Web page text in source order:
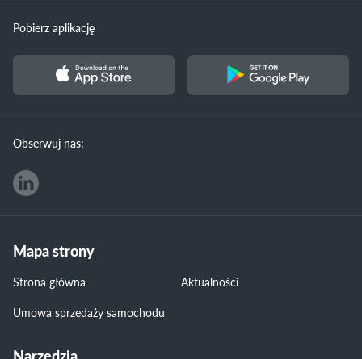
Pobierz aplikację
Obserwuj nas:
Mapa strony
Strona główna
Aktualności
Umowa sprzedaży samochodu